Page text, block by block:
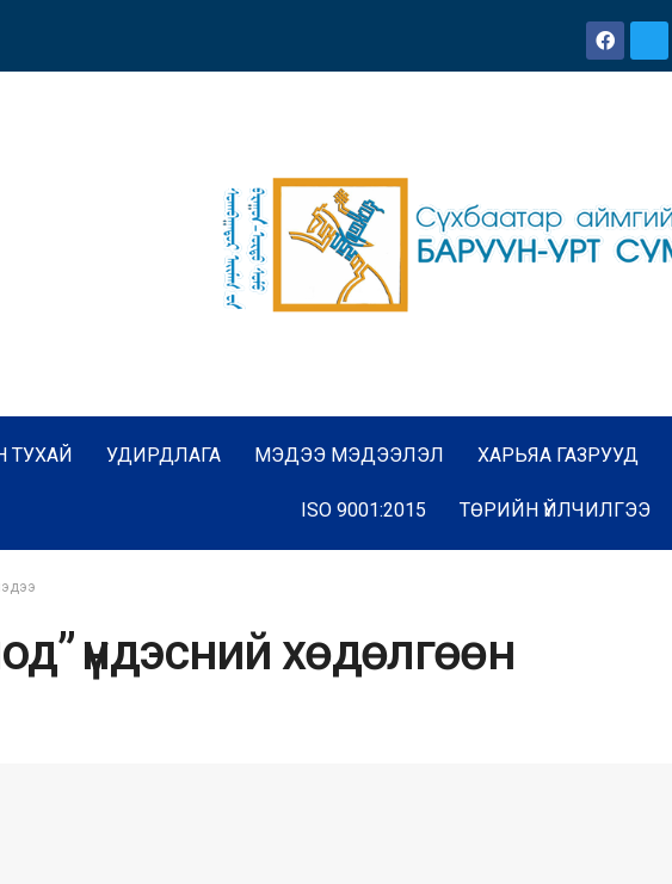
ТУХАЙ УДИРДЛАГА МЭДЭЭ МЭДЭЭЛЭЛ ХАРЬЯА ГАЗРУУД
ISO 9001:2015 ТӨРИЙН ҮЙЛЧИЛГЭЭ
үндэсний хөдөлгөөн